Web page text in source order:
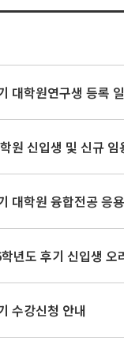
대학원연구생 등록
원 신입생 및 신규
대학원 융합전공 응
년도 후기 신입생 오
수강신청 안내